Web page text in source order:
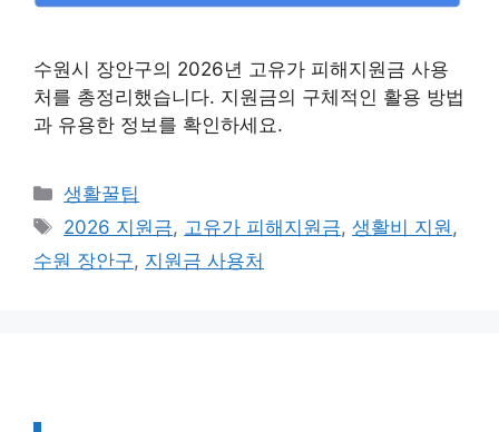
수원시 장안구의 2026년 고유가 피해지원금 사용
처를 총정리했습니다. 지원금의 구체적인 활용 방법
과 유용한 정보를 확인하세요.
카
테
리
생활꿀팁
태
그
2026 지원금, 고유가 피해지원금,생활비 지원,
수원 장안구, 지원금 사용처